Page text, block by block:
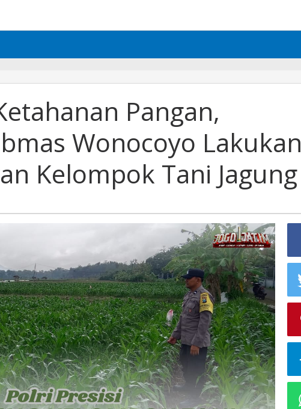
Pangan,
Wonocoyo Lakukan
Kelompok Tani Jagung